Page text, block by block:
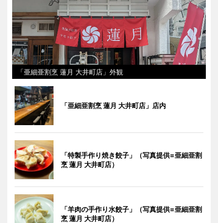
「亜細亜割烹 蓮月 大井町店」外観
「亜細亜割烹 蓮月 大井町店」店内
「特製手作り焼き餃子」（写真提供=亜細亜割
烹 蓮月 大井町店）
「羊肉の手作り水餃子」（写真提供=亜細亜割
烹 蓮月 大井町店）